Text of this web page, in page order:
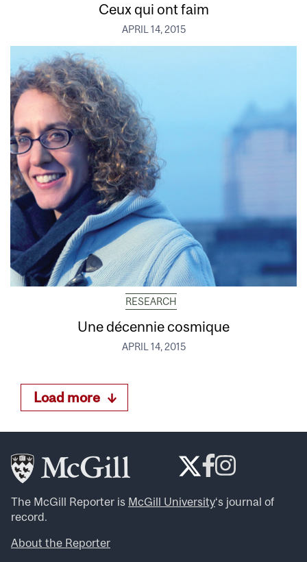
Ceux qui ont faim
APRIL 14, 2015
RESEARCH
Une décennie cosmique
APRIL 14, 2015
Load more
The McGill Reporter is McGill University‘s journal of
record.
About the Reporter